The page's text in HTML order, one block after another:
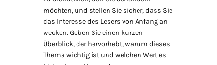
möchten, und stellen Sie sicher, dass Sie
das Interesse des Lesers von Anfang an
wecken. Geben Sie einen kurzen
Überblick, der hervorhebt, warum dieses
Thema wichtig ist und welchen Wert es